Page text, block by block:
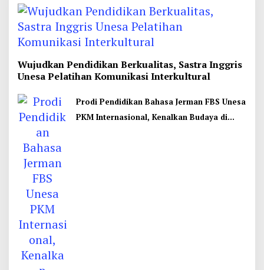
Wujudkan Pendidikan Berkualitas, Sastra Inggris
Unesa Pelatihan Komunikasi Interkultural
Prodi Pendidikan Bahasa Jerman FBS Unesa
PKM Internasional, Kenalkan Budaya di